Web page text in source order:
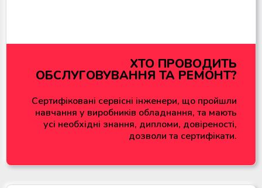
ХТО ПРОВОДИТЬ
ОБСЛУГОВУВАННЯ ТА РЕМОНТ?
Сертифіковані сервісні інженери, що пройшли
навчання у виробників обладнання, та мають
усі необхідні знання, дипломи, довіреності,
дозволи та сертифікати.